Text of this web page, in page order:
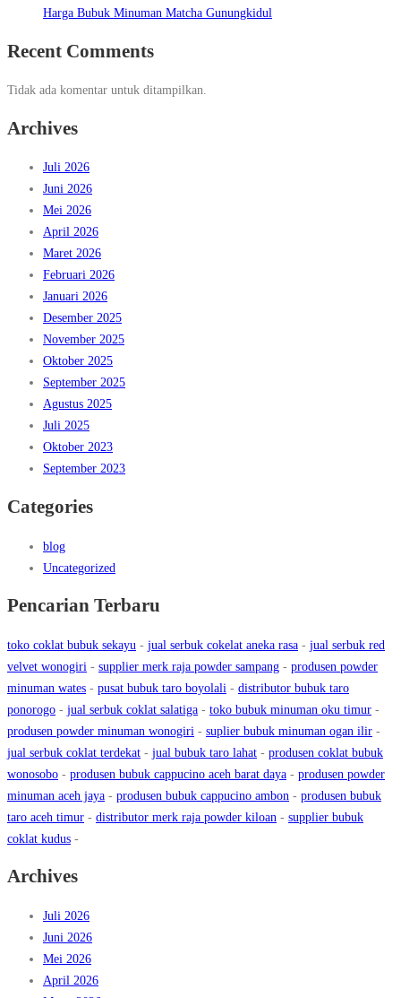
Harga Bubuk Minuman Matcha Gunungkidul
Recent Comments
Tidak ada komentar untuk ditampilkan.
Archives
Juli 2026
Juni 2026
Mei 2026
April 2026
Maret 2026
Februari 2026
Januari 2026
Desember 2025
November 2025
Oktober 2025
September 2025
Agustus 2025
Juli 2025
Oktober 2023
September 2023
Categories
blog
Uncategorized
Pencarian Terbaru
toko coklat bubuk sekayu - jual serbuk cokelat aneka rasa - jual serbuk red
velvet wonogiri - supplier merk raja powder sampang - produsen powder
minuman wates - pusat bubuk taro boyolali - distributor bubuk taro
ponorogo - jual serbuk coklat salatiga - toko bubuk minuman oku timur -
produsen powder minuman wonogiri - suplier bubuk minuman ogan ilir -
jual serbuk coklat terdekat - jual bubuk taro lahat - produsen coklat bubuk
wonosobo - produsen bubuk cappucino aceh barat daya - produsen powder
minuman aceh jaya - produsen bubuk cappucino ambon - produsen bubuk
taro aceh timur - distributor merk raja powder kiloan - supplier bubuk
coklat kudus -
Archives
Juli 2026
Juni 2026
Mei 2026
April 2026